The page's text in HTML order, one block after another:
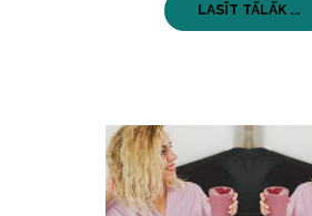
LASĪT TĀLĀK ...